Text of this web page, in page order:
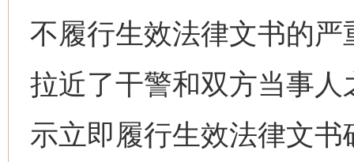
不履行生效法律文书的
拉近了干警和双方当事
示立即履行生效法律文